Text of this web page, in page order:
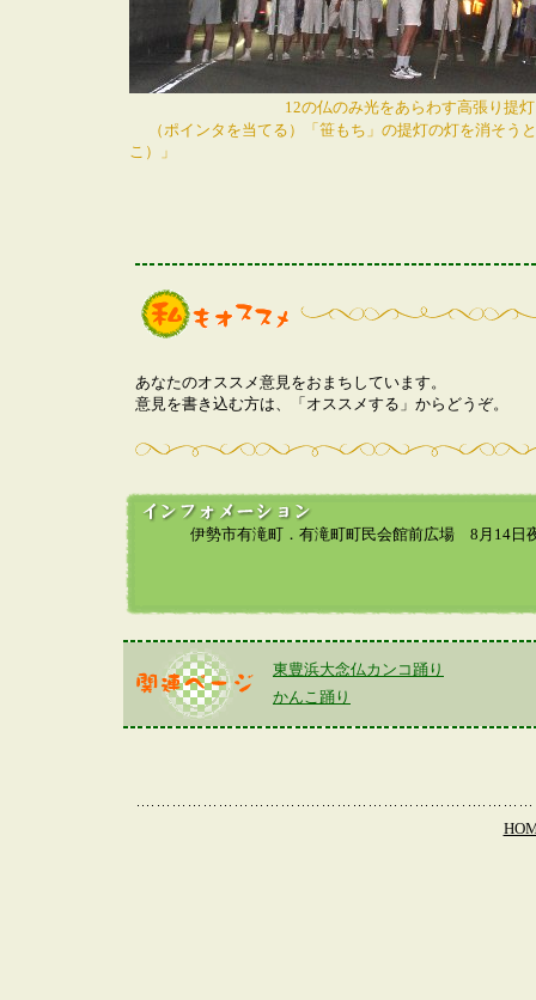
12の仏のみ光をあらわす高張り提灯
（ポインタを当てる）「笹もち」の提灯の灯を消そう
こ）」
あなたのオススメ意見をおまちしています。
意見を書き込む方は、「オススメする」からどうぞ。
伊勢市有滝町．有滝町町民会館前広場 8月14日
東豊浜大念仏カンコ踊り
かんこ踊り